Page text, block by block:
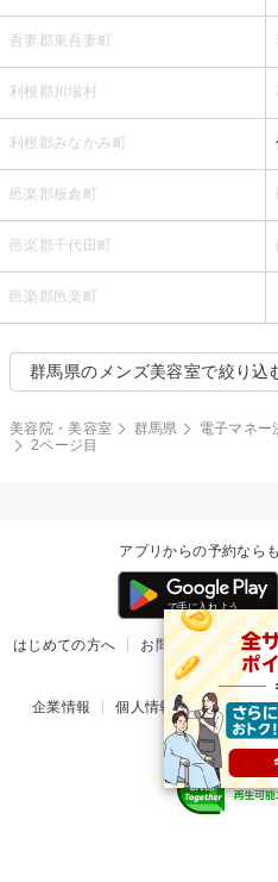
吾妻郡東吾妻町
利根郡川場村
利根郡みなかみ町
邑楽郡板倉町
邑楽郡千代田町
邑楽郡邑楽町
群馬県のメンズ美容室で絞り込
美容院・美容室 群馬県 電子マネー
2ページ目
アプリからの予約なら
はじめての方へ お問い合わせ ヘ
掲載ご希望の
企業情報 個人情報保護方針 楽
© Rakuten